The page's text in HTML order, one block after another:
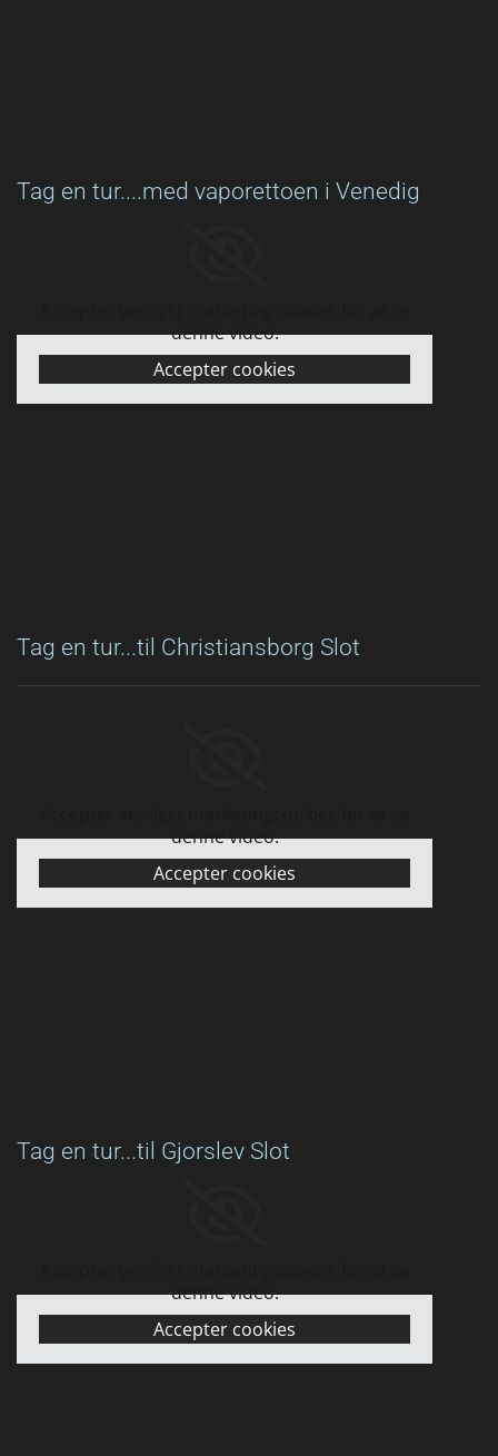
Tag en tur....med vaporettoen i Venedig
denne video.
Accepter cookies
Tag en tur...til Christiansborg Slot
denne video.
Accepter cookies
Tag en tur...til Gjorslev Slot
denne video.
Accepter cookies